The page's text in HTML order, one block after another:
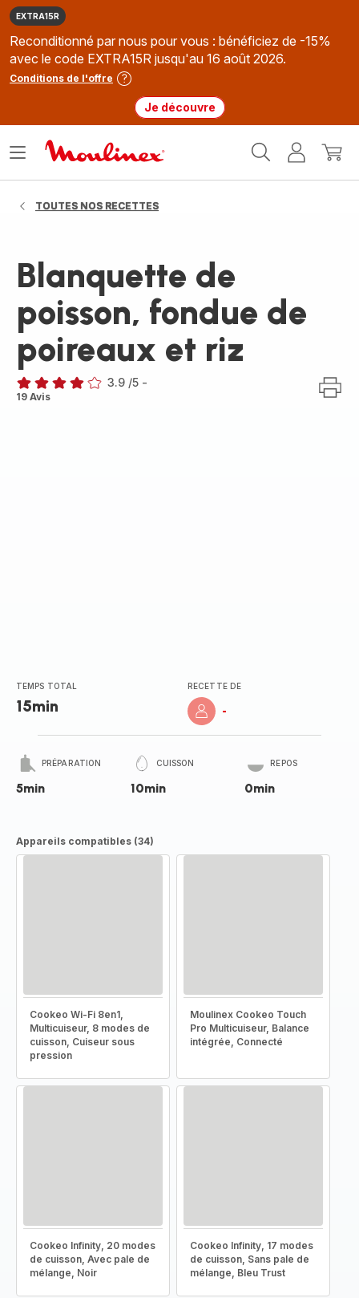
EXTRA15R
Reconditionné par nous pour vous : bénéficiez de -15%
avec le code EXTRA15R jusqu'au 16 août 2026.
Conditions de l'offre
Je découvre
MonMon
Ouvrir
TOUTES NOS RECETTES
Blanquette de
poisson, fondue de
poireaux et riz
ratings.3.9
3.9 /5 -
19 Avis
TEMPS TOTAL
15min
RECETTE DE
-
PRÉPARATION
5min
CUISSON
10min
REPOS
0min
Appareils compatibles (34)
Cookeo Wi-Fi 8en1,
Multicuiseur, 8 modes de
cuisson, Cuiseur sous
pression
Moulinex Cookeo Touch
Pro Multicuiseur, Balance
intégrée, Connecté
Cookeo Infinity, 20 modes
de cuisson, Avec pale de
mélange, Noir
Cookeo Infinity, 17 modes
de cuisson, Sans pale de
mélange, Bleu Trust